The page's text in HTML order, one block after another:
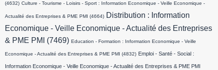
(4632) Culture - Tourisme - Loisirs - Sport : Information Economique - Veille Economique -
Actualité des Entreprises & PME PMI (4664) Distribution : Information
Economique - Veille Economique - Actualité des Entreprises
& PME PMI
(7469) Education - Formation : Information Economique - Veille
Economique - Actualité des Entreprises & PME PMI (4832) Emploi - Santé - Social :
Information Economique - Veille Economique - Actualité des Entreprises & PME PMI